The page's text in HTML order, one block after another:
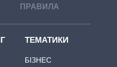
ПРАВИЛА
ТЕМАТИКИ
БІЗНЕС